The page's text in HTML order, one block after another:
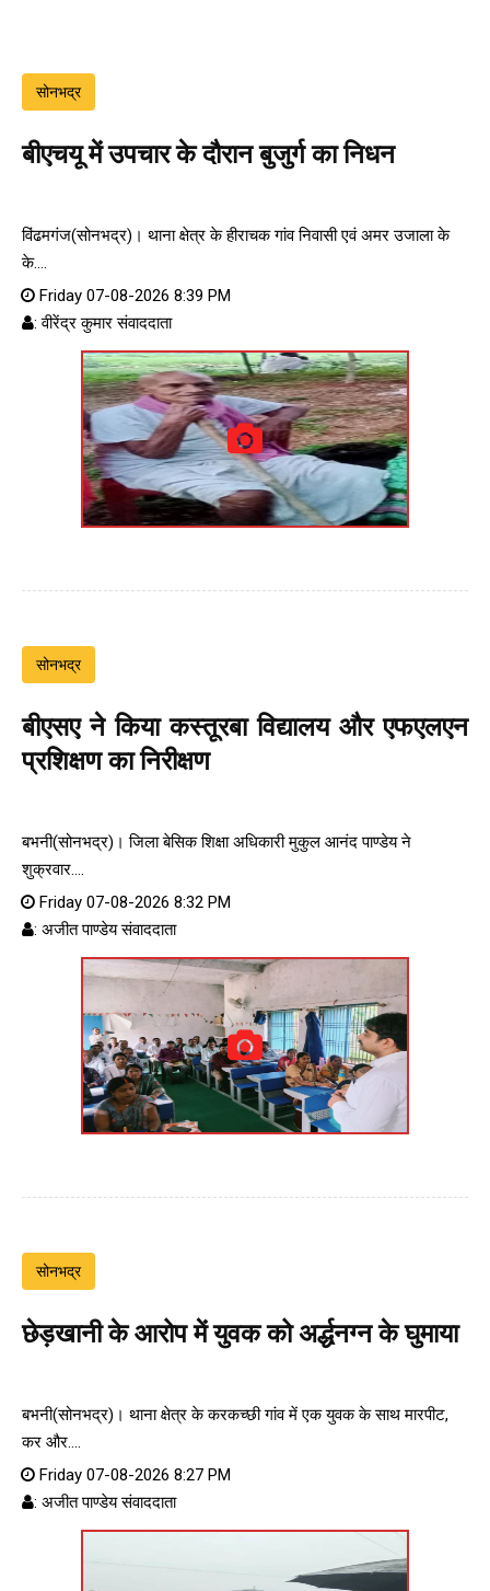
सोनभद्र
बीएचयू में उपचार के दौरान बुजुर्ग का निधन
विंढमगंज(सोनभद्र)। थाना क्षेत्र के हीराचक गांव निवासी एवं अमर उजाला के
के....
Friday 07-08-2026 8:39 PM
: वीरेंद्र कुमार संवाददाता
सोनभद्र
बीएसए ने किया कस्तूरबा विद्यालय और एफएलएन
प्रशिक्षण का निरीक्षण
बभनी(सोनभद्र)। जिला बेसिक शिक्षा अधिकारी मुकुल आनंद पाण्डेय ने
शुक्रवार....
Friday 07-08-2026 8:32 PM
: अजीत पाण्डेय संवाददाता
सोनभद्र
छेड़खानी के आरोप में युवक को अर्द्धनग्न के घुमाया
बभनी(सोनभद्र)। थाना क्षेत्र के करकच्छी गांव में एक युवक के साथ मारपीट,
कर और....
Friday 07-08-2026 8:27 PM
: अजीत पाण्डेय संवाददाता